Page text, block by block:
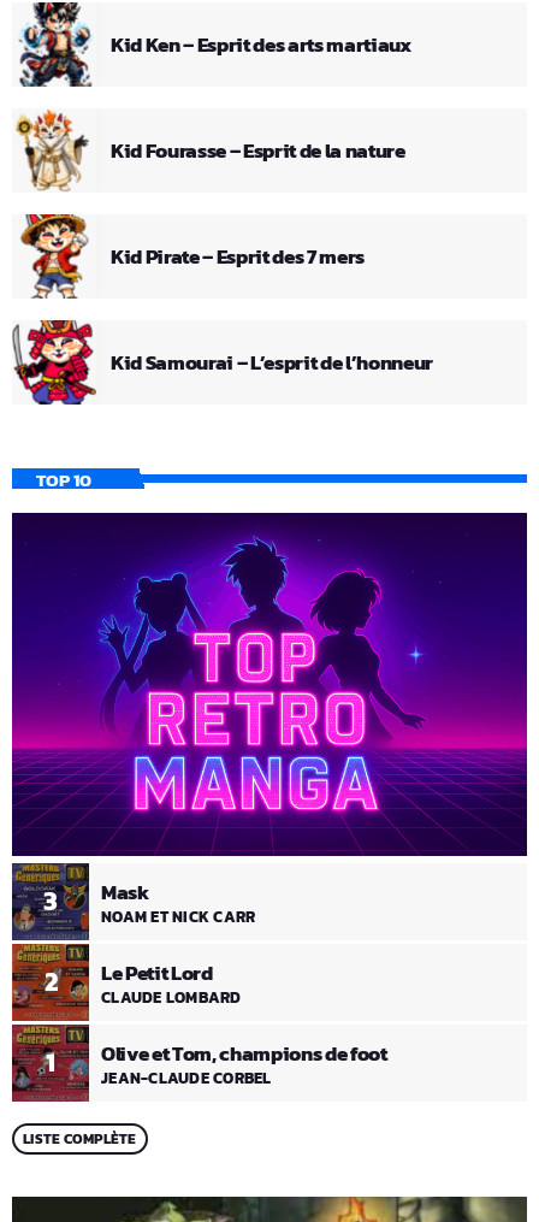
Kid Ken – Esprit des arts martiaux
Kid Fourasse – Esprit de la nature
Kid Pirate – Esprit des 7 mers
Kid Samourai – L’esprit de l’honneur
TOP 10
1 Olive et Tom, champions de foot
JEAN-CLAUDE CORBEL
2 Le Petit Lord
CLAUDE LOMBARD
3 Mask
NOAM ET NICK CARR
LISTE COMPLÈTE